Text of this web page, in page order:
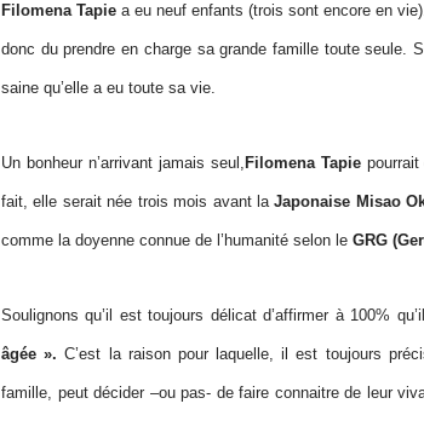
Filomena Tapie a eu neuf enfants (trois sont encore en
donc du prendre en charge sa grande famille toute seule.
saine qu’elle a eu toute sa vie.
Un bonheur n’arrivant jamais seul, Filomena Tapiepourrait
fait, elle serait née trois mois avant laJaponaise Misao
comme la doyenne connue de l’humanité selon le GRG
Soulignons qu’il est toujours délicat d’affirmer à 100%
âgée ». C’est la raison pour laquelle, il est toujours
famille, peut décider –ou pas- de faire connaitre de leur